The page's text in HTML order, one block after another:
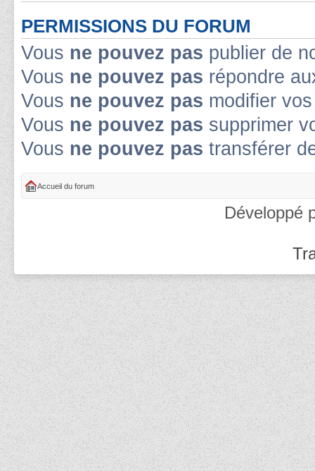
PERMISSIONS DU FORUM
Vous ne pouvez pas publier de
Vous ne pouvez pas répondre
Vous ne pouvez pas modifier
Vous ne pouvez pas supprimer
Vous ne pouvez pas transférer
Accueil du forum
Développé